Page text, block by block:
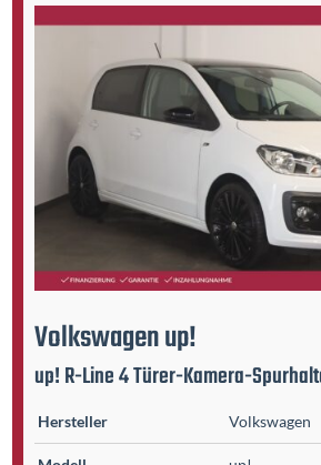
Volkswagenup!
up! R-Line 4 Türer-Kamera-
Hersteller Volkswagen